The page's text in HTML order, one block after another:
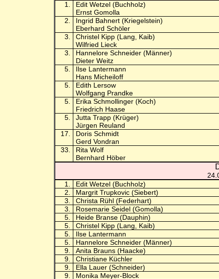
1.
Edit Wetzel (Buchholz)
Ernst Gomolla
2.
Ingrid Bahnert (Kriegelstein)
Eberhard Schöler
3.
Christel Kipp (Lang, Kaib)
Wilfried Lieck
3.
Hannelore Schneider (Männer)
Dieter Weitz
5.
Ilse Lantermann
Hans Micheiloff
5.
Edith Lersow
Wolfgang Prandke
5.
Erika Schmollinger (Koch)
Friedrich Haase
5.
Jutta Trapp (Krüger)
Jürgen Reuland
17.
Doris Schmidt
Gerd Vondran
33.
Rita Wolf
Bernhard Höber
1.
Edit Wetzel (Buchholz)
2.
Margrit Trupkovic (Siebert)
3.
Christa Rühl (Federhart)
3.
Rosemarie Seidel (Gomolla)
5.
Heide Branse (Dauphin)
5.
Christel Kipp (Lang, Kaib)
5.
Ilse Lantermann
5.
Hannelore Schneider (Männer)
9.
Anita Brauns (Haacke)
9.
Christiane Küchler
9.
Ella Lauer (Schneider)
9.
Monika Meyer-Block